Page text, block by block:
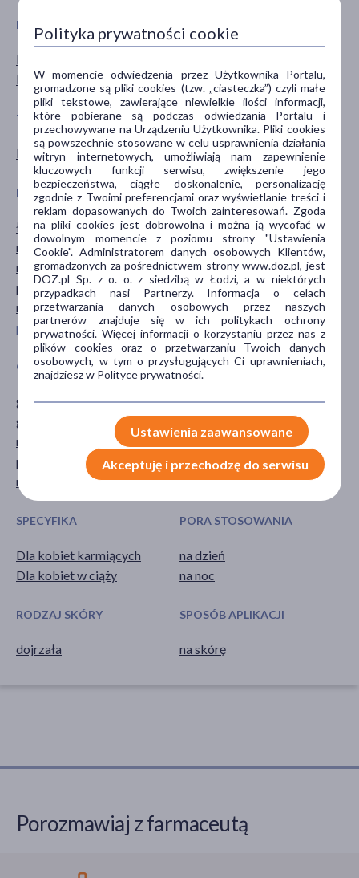
PŁEĆ
Mężczyzna
Kobieta
TYP PRODUKTU
Kosmetyk
POSTAĆ
serum
DZIAŁANIE/WŁAŚCIWOŚCI
łagodzące
modelujące
nawilżające
przeciwzmarszczkowe
regenerujące
pokaż więcej ...
PROBLEM
suchość
wiotkość skóry
zmarszczki
GŁÓWNY SKŁADNIK
gliceryna
glukoza
morszczyn
peptydy
resweratrol
CZĘŚĆ CIAŁA
skóra
SPECYFIKA
Dla kobiet karmiących
Dla kobiet w ciąży
PORA STOSOWANIA
na dzień
na noc
RODZAJ SKÓRY
dojrzała
SPOSÓB APLIKACJI
na skórę
Porozmawiaj z farmaceutą
Polityka prywatności cookie
W momencie odwiedzenia przez Użytkownika Portalu,
gromadzone są pliki cookies (tzw. „ciasteczka”) czyli małe
pliki tekstowe, zawierające niewielkie ilości informacji,
które pobierane są podczas odwiedzania Portalu i
przechowywane na Urządzeniu Użytkownika. Pliki cookies
są powszechnie stosowane w celu usprawnienia działania
witryn internetowych, umożliwiają nam zapewnienie
kluczowych funkcji serwisu, zwiększenie jego
bezpieczeństwa, ciągłe doskonalenie, personalizację
zgodnie z Twoimi preferencjami oraz wyświetlanie treści i
reklam dopasowanych do Twoich zainteresowań. Zgoda
na pliki cookies jest dobrowolna i można ją wycofać w
dowolnym momencie z poziomu strony "Ustawienia
Cookie". Administratorem danych osobowych Klientów,
gromadzonych za pośrednictwem strony www.doz.pl, jest
DOZ.pl Sp. z o. o. z siedzibą w Łodzi, a w niektórych
przypadkach nasi Partnerzy. Informacja o celach
przetwarzania danych osobowych przez naszych
partnerów znajduje się w ich politykach ochrony
prywatności. Więcej informacji o korzystaniu przez nas z
plików cookies oraz o przetwarzaniu Twoich danych
osobowych, w tym o przysługujących Ci uprawnieniach,
znajdziesz w Polityce prywatności.
Ustawienia zaawansowane
Akceptuję i przechodzę do serwisu